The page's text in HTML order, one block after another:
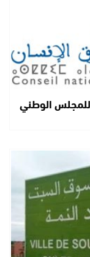
للمجلس الوطني